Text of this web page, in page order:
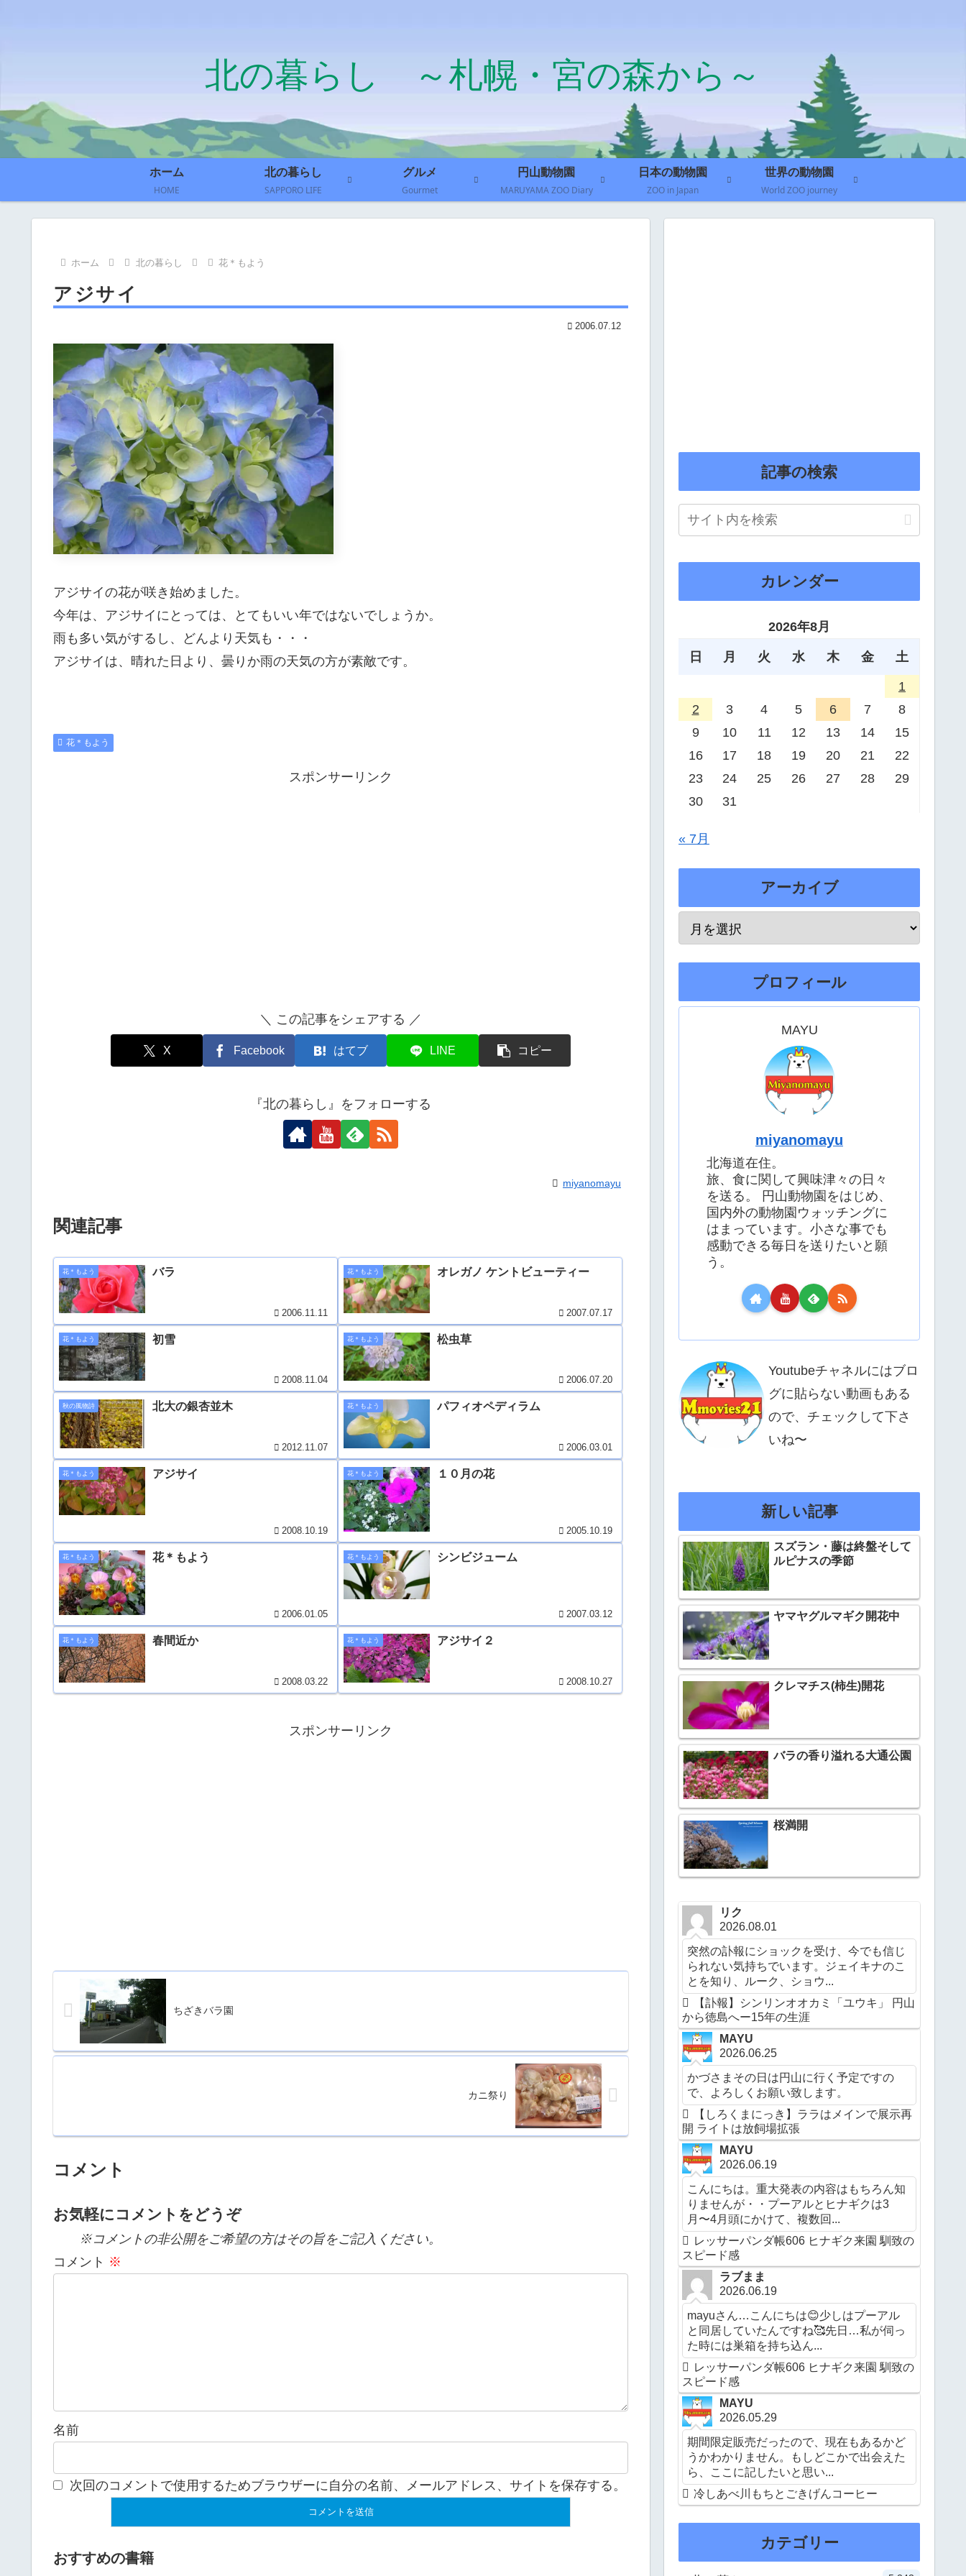
北の暮らし ～札幌・宮の森から～
ホーム
HOME
北の暮らし
SAPPORO LIFE
グルメ
Gourmet
円山動物園
MARUYAMA ZOO Diary
日本の動物園
ZOO in Japan
世界の動物園
World ZOO journey
ホーム 北の暮らし 花＊もよう
アジサイ
2006.07.12
アジサイの花が咲き始めました。
今年は、アジサイにとっては、とてもいい年ではないでしょうか。
雨も多い気がするし、どんより天気も・・・
アジサイは、晴れた日より、曇りか雨の天気の方が素敵です。
花＊もよう
スポンサーリンク
＼ この記事をシェアする ／
X Facebook はてブ LINE コピー
『北の暮らし』をフォローする
miyanomayu
関連記事
花＊もよう バラ
2006.11.11
花＊もよう オレガノ ケントビューティー
2007.07.17
花＊もよう 初雪
2008.11.04
花＊もよう 松虫草
2006.07.20
秋の風物詩 北大の銀杏並木
2012.11.07
花＊もよう パフィオペディラム
2006.03.01
花＊もよう アジサイ
2008.10.19
花＊もよう １０月の花
2005.10.19
花＊もよう 花＊もよう
2006.01.05
花＊もよう シンビジューム
2007.03.12
花＊もよう 春間近か
2008.03.22
花＊もよう アジサイ２
2008.10.27
スポンサーリンク
ちざきバラ園
カニ祭り
コメント
お気軽にコメントをどうぞ
※コメントの非公開をご希望の方はその旨をご記入ください。
コメント ※
名前
次回のコメントで使用するためブラウザーに自分の名前、メールアドレス、サイトを保存する。
おすすめの書籍
記事の検索
カレンダー
2026年8月
日 月 火 水 木 金 土
1
2
3 4 5 6 7
8
9
10 11 12 13 14
15
16
17 18 19 20 21
22
23
24 25 26 27 28
29
30
31
« 7月
アーカイブ
プロフィール
MAYU
miyanomayu
北海道在住。
旅、食に関して興味津々の日々
を送る。 円山動物園をはじめ、
国内外の動物園ウォッチングに
はまっています。小さな事でも
感動できる毎日を送りたいと願
う。
Youtubeチャネルにはブロ
グに貼らない動画もある
ので、チェックして下さ
いね〜
新しい記事
スズラン・藤は終盤そして
ルピナスの季節
ヤマヤグルマギク開花中
クレマチス(柿生)開花
バラの香り溢れる大通公園
桜満開
リク
2026.08.01
突然の訃報にショックを受け、今でも信じ
られない気持ちでいます。ジェイキナのこ
とを知り、ルーク、ショウ...
【訃報】シンリンオオカミ「ユウキ」 円山
から徳島へー15年の生涯
MAYU
2026.06.25
かづさまその日は円山に行く予定ですの
で、よろしくお願い致します。
【しろくまにっき】ララはメインで展示再
開 ライトは放飼場拡張
MAYU
2026.06.19
こんにちは。重大発表の内容はもちろん知
りませんが・・プーアルとヒナギクは3
月〜4月頭にかけて、複数回...
レッサーパンダ帳606 ヒナギク来園 馴致の
スピード感
ラブまま
2026.06.19
mayuさん…こんにちは😊少しはプーアル
と同居していたんですね🥰先日…私が伺っ
た時には巣箱を持ち込ん...
レッサーパンダ帳606 ヒナギク来園 馴致の
スピード感
MAYU
2026.05.29
期間限定販売だったので、現在もあるかど
うかわかりません。もしどこかで出会えた
ら、ここに記したいと思い...
冷しあべ川もちとごきげんコーヒー
カテゴリー